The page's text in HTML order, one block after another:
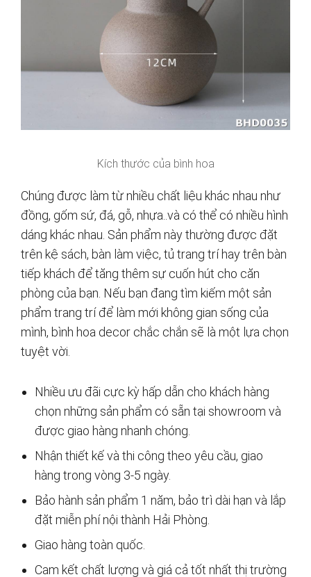
Kích thước của bình hoa
Chúng được làm từ nhiều chất liệu khác nhau như
đồng, gốm sứ, đá, gỗ, nhựa..và có thể có nhiều hình
dáng khác nhau. Sản phẩm này thường được đặt
trên kệ sách, bàn làm việc, tủ trang trí hay trên bàn
tiếp khách để tăng thêm sự cuốn hút cho căn
phòng của bạn. Nếu bạn đang tìm kiếm một sản
phẩm trang trí để làm mới không gian sống của
mình, bình hoa decor chắc chắn sẽ là một lựa chọn
tuyệt vời.
Nhiều ưu đãi cực kỳ hấp dẫn cho khách hàng
chọn những sản phẩm có sẵn tại showroom và
được giao hàng nhanh chóng.
Nhận thiết kế và thi công theo yêu cầu, giao
hàng trong vòng 3-5 ngày.
Bảo hành sản phẩm 1 năm, bảo trì dài hạn và lắp
đặt miễn phí nội thành Hải Phòng.
Giao hàng toàn quốc.
Cam kết chất lượng và giá cả tốt nhất thị trường